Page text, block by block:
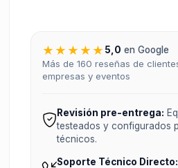
★★★★★ 5,0 en Google
Más de 160 reseñas de
empresas y eventos
Revisión pre-entrega:
testeados y configurados
técnicos.
Soporte Técnico Directo: